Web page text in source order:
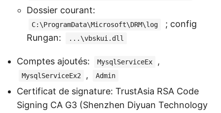
Dossier courant:
C:\ProgramData\Microsoft\DRM\log
; config
Rungan:
...\vbskui.dll
Comptes ajoutés: MysqlServiceEx ,
MysqlServiceEx2 , Admin
Certificat de signature: TrustAsia RSA Code
Signing CA G3 (Shenzhen Diyuan Technology